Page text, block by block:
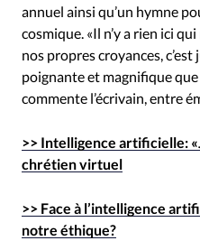
annuel ainsi qu’un hymne
cosmique. «Il n’y a rien ici
nos propres croyances,
poignante et magnifique
commente l’écrivain, entre
>> Intelligence artificielle:
chrétien virtuel
>> Face à l’intelligence
notre éthique?